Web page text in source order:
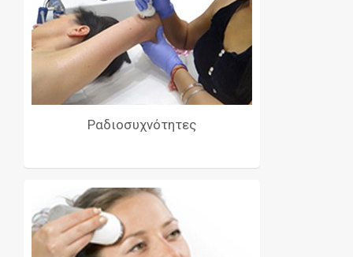
Ραδιοσυχνότητες